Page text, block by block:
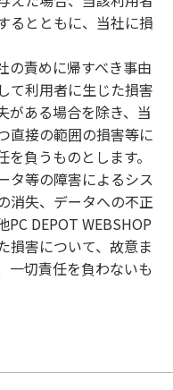
るとともに、当社に損
責めに帰すべき事由
て利用者に生じた損害
がある場合を除き、当
直接の範囲の損害等に
負うものとします。
等の障害によるシス
消失、データへの不正
DEPOT WEBSHOP
損害について、故意ま
一切責任を負わないも